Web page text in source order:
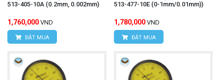
513-405-10A (0.2mm, 0.002mm)
1,760,000 VND
ĐẶT MUA
513-477-10E (0-1mm/0.01mm))
1,780,000 VND
ĐẶT MUA